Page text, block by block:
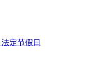
法定节假日